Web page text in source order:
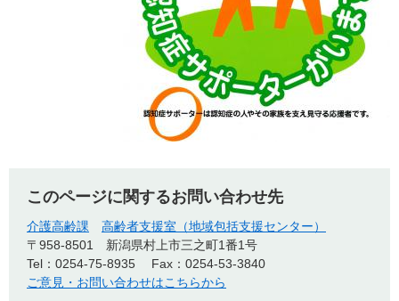
このページに関するお問い合わせ先
介護高齢課
高齢者支援室（地域包括支援センター）
〒958-8501
新潟県村上市三之町1番1号
Tel：0254-75-8935
Fax：0254-53-3840
ご意見・お問い合わせはこちらから